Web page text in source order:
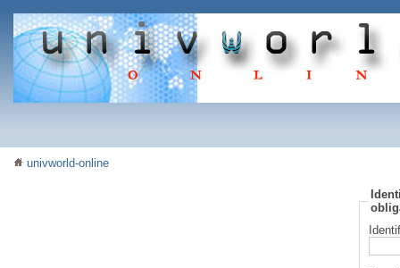
univworld-online